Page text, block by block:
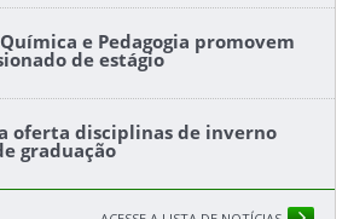
e Pedagogia promovem
de estágio
oferta disciplinas de inverno
graduação